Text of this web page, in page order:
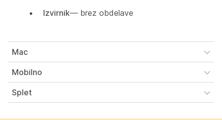
Izvirnik— brez obdelave
Mac
Mobilno
Splet